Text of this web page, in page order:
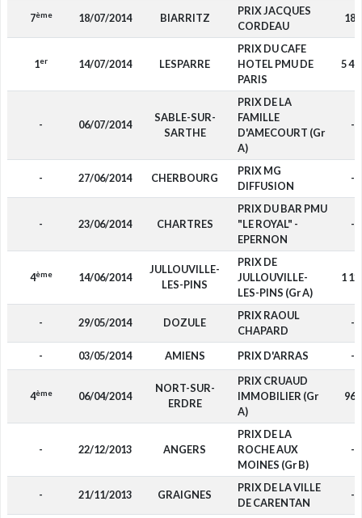
7ème 18/07/2014 BIARRITZ
PRIX JACQUES
CORDEAU
180
1er 14/07/2014 LESPARRE
PRIX DU CAFE
HOTEL PMU DE
PARIS
5
- 06/07/2014
SABLE-SUR-
SARTHE
PRIX DE LA
FAMILLE
D'AMECOURT (Gr
A)
-
- 27/06/2014 CHERBOURG
PRIX MG
DIFFUSION
-
- 23/06/2014 CHARTRES
PRIX DU BAR PMU
"LE ROYAL" -
EPERNON
-
4ème 14/06/2014
JULLOUVILLE-
LES-PINS
PRIX DE
JULLOUVILLE-
LES-PINS (Gr A)
1
- 29/05/2014 DOZULE
PRIX RAOUL
CHAPARD
-
- 03/05/2014 AMIENS PRIX D'ARRAS -
4ème 06/04/2014
NORT-SUR-
ERDRE
PRIX CRUAUD
IMMOBILIER (Gr
A)
960
- 22/12/2013 ANGERS
PRIX DE LA
ROCHE AUX
MOINES (Gr B)
-
- 21/11/2013 GRAIGNES
PRIX DE LA VILLE
DE CARENTAN
-